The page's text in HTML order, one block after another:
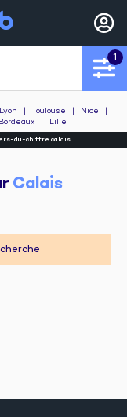
1
Lyon Toulouse Nice
Bordeaux Lille
du-chiffre calais
Calais